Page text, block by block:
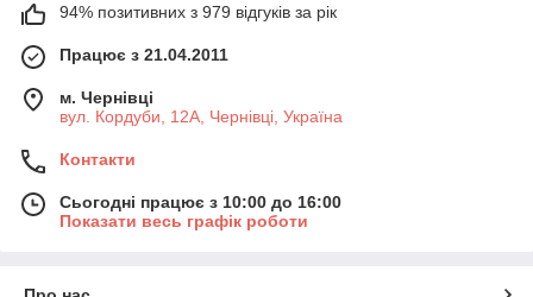
94% позитивних з 979 відгуків за рік
Працює з 21.04.2011
м. Чернівці
вул. Кордуби, 12А, Чернівці, Україна
Контакти
Сьогодні працює з 10:00 до 16:00
Показати весь графік роботи